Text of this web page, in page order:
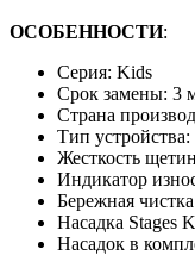
ОСОБЕННОСТИ:
Серия: Kids
Срок замены: 3
Страна
Тип
Жесткость
Индикатор
Бережная
Насадка Stages
Насадок в